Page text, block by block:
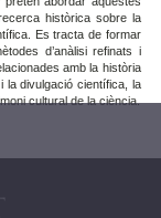
històrica sobre la
Es tracta de formar
d’anàlisi refinats i
amb la història
la divulgació científica, la
cultural de la ciència.